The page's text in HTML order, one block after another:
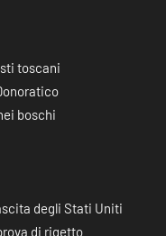
toscani
boschi
degli Stati Uniti
di rigetto